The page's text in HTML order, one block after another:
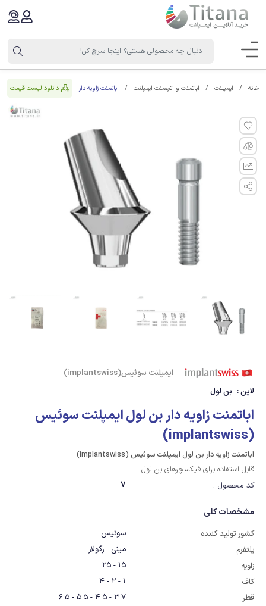
خانه ایمپلنت اباتمنت و اتچمنت ایمپلنت اباتمنت زاویه دار دانلود لیست قیمت
ایمپلنت سوئیس(implantswiss)
لاین : بن لول
اباتمنت زاویه دار بن لول ایمپلنت سوئیس
(implantswiss)
اباتمنت زاویه دار بن لول ایمپلنت سوئیس (implantswiss)
قابل استفاده برای فیکسچرهای بن لول
کد محصول :
7
مشخصات کلی
کشور تولید کننده
سوئیس
پلتفرم
مینی - رگولار
زاویه
15 - 25
کاف
1 - 2 - 4
قطر
3.7 - 4.5 - 5.5 - 6.5